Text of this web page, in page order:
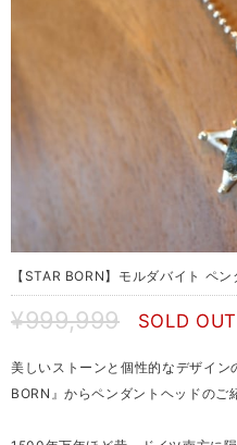
【STAR BORN】モルダバイト ペ
¥999,999 SOLD OUT
美しいストーンと個性的なデザイ
BORN』からペンダントヘッドのご